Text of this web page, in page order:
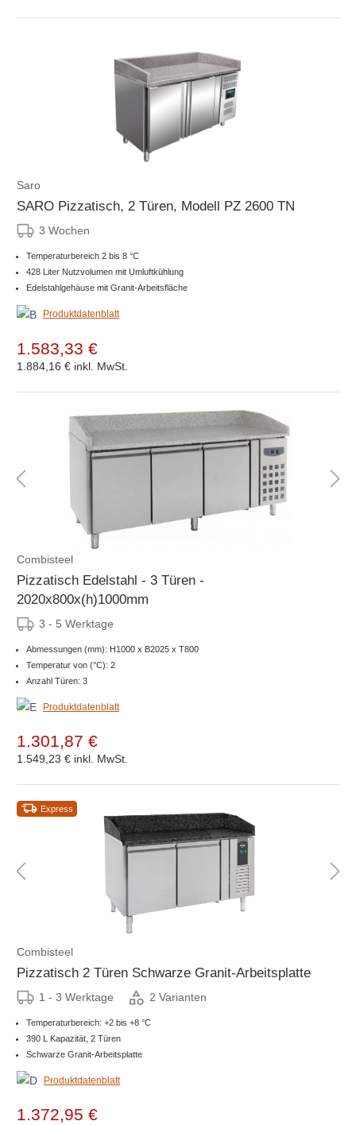
Saro
SARO Pizzatisch, 2 Türen, Modell PZ 2600 TN
3 Wochen
Temperaturbereich 2 bis 8 °C
428 Liter Nutzvolumen mit Umluftkühlung
Edelstahlgehäuse mit Granit-Arbeitsfläche
Produktdatenblatt
1.583,33 €
1.884,16 € inkl. MwSt.
Combisteel
Pizzatisch Edelstahl - 3 Türen -
2020x800x(h)1000mm
3 - 5 Werktage
Abmessungen (mm): H1000 x B2025 x T800
Temperatur von (°C): 2
Anzahl Türen: 3
Produktdatenblatt
1.301,87 €
1.549,23 € inkl. MwSt.
Express
Combisteel
Pizzatisch 2 Türen Schwarze Granit-Arbeitsplatte
1 - 3 Werktage 2 Varianten
Temperaturbereich: +2 bis +8 °C
390 L Kapazität, 2 Türen
Schwarze Granit-Arbeitsplatte
Produktdatenblatt
1.372,95 €